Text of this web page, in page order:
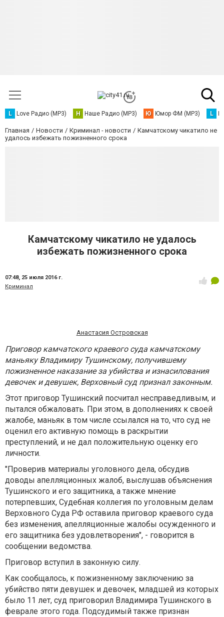
L Love Радио (MP3) Н Наше Радио (MP3) Ю Юмор ФМ (MP3) L
Главная Новости Криминал - новости
Камчатскому чикатило не
удалось избежать пожизненного срока
Камчатскому чикатило не удалось
избежать пожизненного срока
07:48, 25 июля 2016 г.
Криминал
Анастасия Островская
Приговор камчатского краевого суда камчатскому
маньяку Владимиру Тушинскому, получившему
пожизненное наказание за убийства и изнасилования
девочек и девушек, Верховный суд признал законным.
Этот приговор Тушинский посчитал несправедливым, и
пытался обжаловать. При этом, в дополнениях к своей
жалобе, маньяк в том числе ссылался на то, что суд не
оценил его активную помощь в раскрытии
преступлений, и не дал положительную оценку его
личности.
"Проверив материалы уголовного дела, обсудив
доводы апелляционных жалоб, выслушав объяснения
Тушинского и его защитника, а также мнение
потерпевших, Судебная коллегия по уголовным делам
Верховного Суда РФ оставила приговор краевого суда
без изменения, апелляционные жалобы осужденного и
его защитника без удовлетворения", - говорится в
сообщении ведомства.
Приговор вступил в законную силу.
Как сообщалось, к пожизненному заключению за
убийство пяти девушек и девочек, младшей из которых
было 11 лет, суд приговорил Владимира Тушинского в
феврале этого года. Подсудимый также признан